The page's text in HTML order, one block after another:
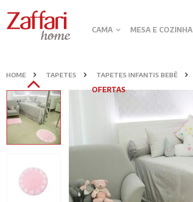
CAMA MESA E COZINHA
OFERTAS
HOME TAPETES TAPETES INFANTIS BEBÊ